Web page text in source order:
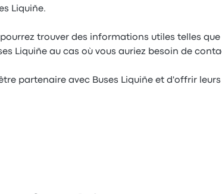
Liquiñe.
pourrez trouver des informations utiles telles
Liquiñe au cas où vous auriez besoin de
partenaire avec Buses Liquiñe et d'offrir